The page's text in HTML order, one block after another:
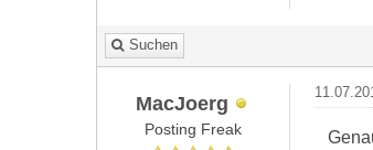
Suchen
MacJoerg
Posting Freak